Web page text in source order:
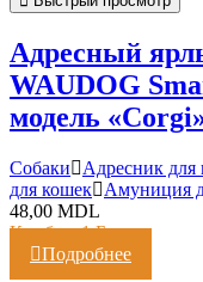
Адресный
WAUDOG
модель
Cобаки Адресник для
для кошек
Амуниция
48,00 MDL
Кешбэк:1 Балл
Подробнее